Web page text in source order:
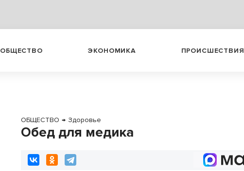
ОБЩЕСТВО ЭКОНОМИКА ПРОИСШЕСТВИЯ
ОБЩЕСТВО → Здоровье
Обед для медика